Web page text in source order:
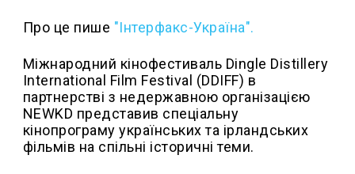
Про це пише "Інтерфакс-Україна".
Міжнародний кінофестиваль Dingle Distillery
International Film Festival (DDIFF) в
партнерстві з недержавною організацією
NEWKD представив спеціальну
кінопрограму українських та ірландських
фільмів на спільні історичні теми.